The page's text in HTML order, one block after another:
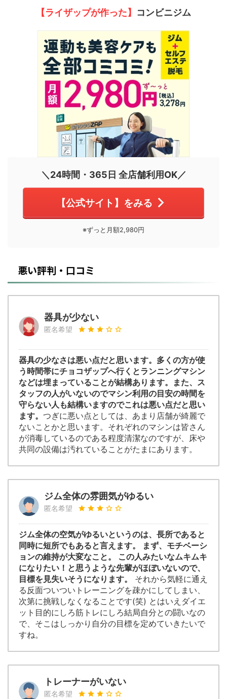
【ライザップが作った】 コンビニジム
＼24時間・365日 全店舗利用OK／
【公式サイト】をみる
※ずっと月額2,980円
悪い評判・口コミ
器具が少ない
匿名希望
器具の少なさは悪い点だと思います。多くの方が使
う時間帯にチョコザップへ行くとランニングマシン
などは埋まっていることが結構あります。また、ス
タッフの人がいないのでマシン利用の目安の時間を
守らない人も結構いますのでこれは悪い点だと思い
ます。 つぎに悪い点としては、あまり店舗が綺麗で
ないことかと思います。それぞれのマシンは皆さん
が消毒しているのである程度清潔なのですが、床や
共同の設備は汚れていることがたまにあります。
ジム全体の雰囲気がゆるい
匿名希望
ジム全体の空気がゆるいというのは、長所であると
同時に短所でもあると言えます。 まず、モチベーシ
ョンの維持が大変なこと。 この人みたいなムキムキ
になりたい！と思うような先輩がほぼいないので、
目標を見失いそうになります。
それから気軽に通え
る反面ついついトレーニングを疎かにしてしまい、
次第に挑戦しなくなることです(笑) とはいえダイエ
ット目的にしろ筋トレにしろ結局自分との闘いなの
で、そこはしっかり自分の目標を定めていきたいで
すね。
トレーナーがいない
匿名希望